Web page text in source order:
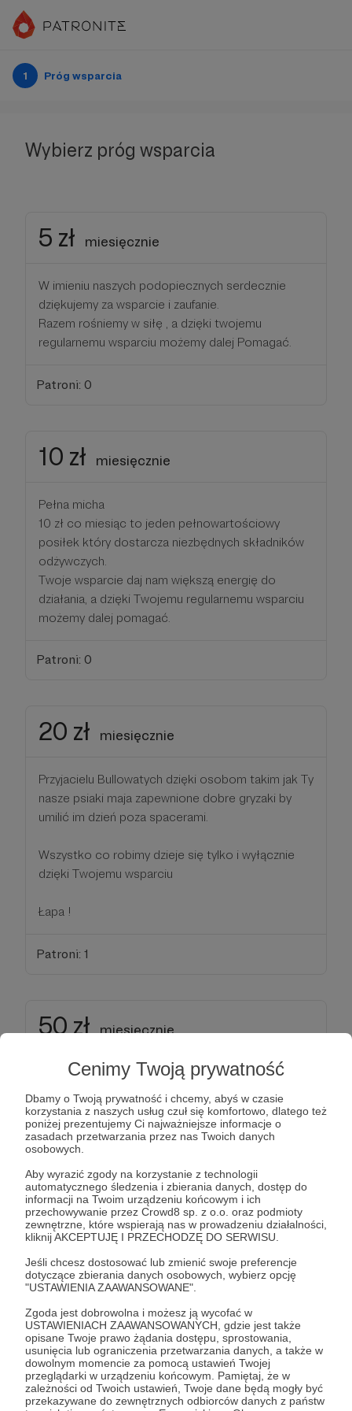
Cenimy Twoją prywatność
Dbamy o Twoją prywatność i chcemy, abyś w czasie
korzystania z naszych usług czuł się komfortowo, dlatego też
poniżej prezentujemy Ci najważniejsze informacje o
zasadach przetwarzania przez nas Twoich danych
osobowych.
Aby wyrazić zgody na korzystanie z technologii
automatycznego śledzenia i zbierania danych, dostęp do
informacji na Twoim urządzeniu końcowym i ich
przechowywanie przez Crowd8 sp. z o.o. oraz podmioty
zewnętrzne, które wspierają nas w prowadzeniu działalności,
kliknij AKCEPTUJĘ I PRZECHODZĘ DO SERWISU.
Jeśli chcesz dostosować lub zmienić swoje preferencje
dotyczące zbierania danych osobowych, wybierz opcję
"USTAWIENIA ZAAWANSOWANE".
Zgoda jest dobrowolna i możesz ją wycofać w
USTAWIENIACH ZAAWANSOWANYCH, gdzie jest także
opisane Twoje prawo żądania dostępu, sprostowania,
usunięcia lub ograniczenia przetwarzania danych, a także w
dowolnym momencie za pomocą ustawień Twojej
przeglądarki w urządzeniu końcowym. Pamiętaj, że w
zależności od Twoich ustawień, Twoje dane będą mogły być
przekazywane do zewnętrznych odbiorców danych z państw
1 Próg wsparcia
Wybierz próg wsparcia
5 zł miesięcznie
W imieniu naszych podopiecznych serdecznie
dziękujemy za wsparcie i zaufanie.
Razem rośniemy w siłę , a dzięki twojemu
regularnemu wsparciu możemy dalej Pomagać.
Patroni: 0
10 zł miesięcznie
Pełna micha
10 zł co miesiąc to jeden pełnowartościowy
posiłek który dostarcza niezbędnych składników
odżywczych.
Twoje wsparcie daj nam większą energię do
działania, a dzięki Twojemu regularnemu wsparciu
możemy dalej pomagać.
Patroni: 0
20 zł miesięcznie
Przyjacielu Bullowatych dzięki osobom takim jak Ty
nasze psiaki maja zapewnione dobre gryzaki by
umilić im dzień poza spacerami.
Wszystko co robimy dzieje się tylko i wyłącznie
dzięki Twojemu wsparciu
Łapa !
Patroni: 1
50 zł miesięcznie
Brawo Ty !!!
O wiek nie pytam serce otwieram - w tym progu
obejmujesz opieką Psich Seniorów
Bezcenny gest serca przywraca wiarę w dobro,
dzięki temu możemy otoczyć kompleksową
opieką naszych Seniorowych podopiecznych.
Dzięki twojemu regularnemu wsparciu możemy
dalej Pomagać
Patroni: 6
100 zł miesięcznie
Twoje wsparcie w wysokości 100 zł to właśnie
część pokrycia kosztów Hotelowania naszych